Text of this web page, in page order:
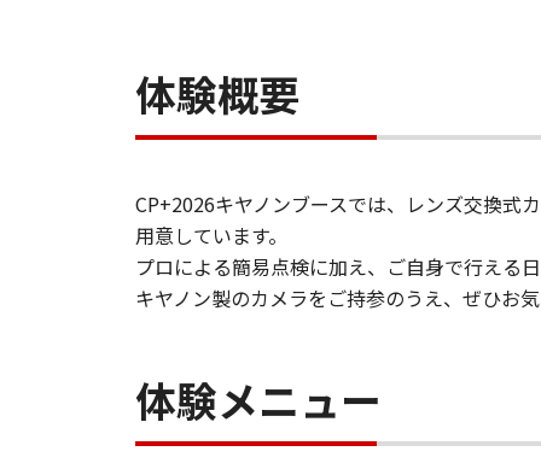
体験概要
CP+2026キヤノンブースでは、レンズ交換式
用意しています。
プロによる簡易点検に加え、ご自身で行える
キヤノン製のカメラをご持参のうえ、ぜひお
体験メニュー